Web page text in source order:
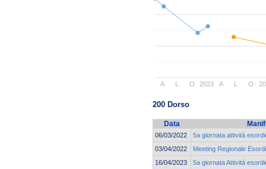
2023
A O A O
200 Dorso
Data
06/03/2022
5a giornata attività
03/04/2022
Meeting Regionale
16/04/2023
5a giornata Attività